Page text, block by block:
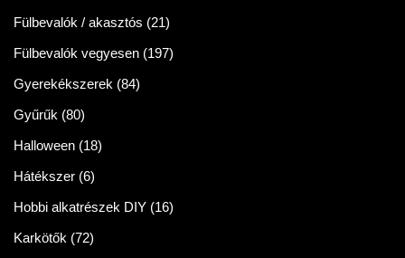
Fülbevalók / akasztós (21)
Fülbevalók vegyesen (197)
Gyerekékszerek (84)
Gyűrűk (80)
Halloween (18)
Hátékszer (6)
Hobbi alkatrészek DIY (16)
Karkötők (72)